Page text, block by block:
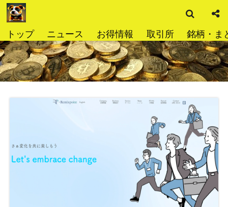
コ
ン
ン
ツ
へ
ス
トップ ニュース お得情報 取引所 銘柄・ま
索